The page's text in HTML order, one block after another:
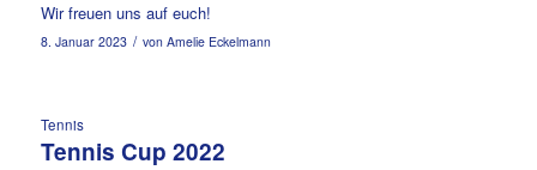
Wir freuen uns auf euch!
8. Januar 2023 / von Amelie Eckelmann
Tennis
Tennis Cup 2022